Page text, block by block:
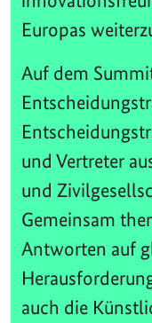
Europas
Auf dem
und Vertreter
und
Gemeinsam
Antworten auf
auch die